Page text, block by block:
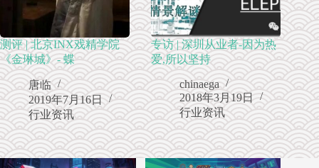
测评 | 北京INX戏精学院
《金琳城》- 蝶
唐临
2019年7月16日
行业资讯
专访 | 深圳从业者-因为热
爱,所以坚持
chinaega
2018年3月19日
行业资讯